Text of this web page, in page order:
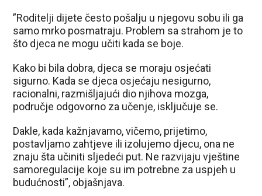
”Roditelji dijete često pošalju u njegovu sobu ili ga
samo mrko posmatraju. Problem sa strahom je to
što djeca ne mogu učiti kada se boje.
Kako bi bila dobra, djeca se moraju osjećati
sigurno. Kada se djeca osjećaju nesigurno,
racionalni, razmišljajući dio njihova mozga,
područje odgovorno za učenje, isključuje se.
Dakle, kada kažnjavamo, vičemo, prijetimo,
postavljamo zahtjeve ili izolujemo djecu, ona ne
znaju šta učiniti sljedeći put. Ne razvijaju vještine
samoregulacije koje su im potrebne za uspjeh u
budućnosti”, objašnjava.